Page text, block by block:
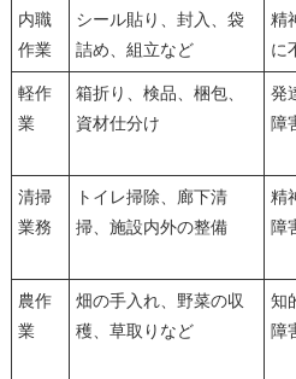
内職
作業
シール貼り、封入、袋
詰め、組立など
精
に
軽作
業
箱折り、検品、梱包、
資材仕分け
発
障
清掃
業務
トイレ掃除、廊下清
掃、施設内外の整備
精
障
農作
業
畑の手入れ、野菜の収
穫、草取りなど
知
障